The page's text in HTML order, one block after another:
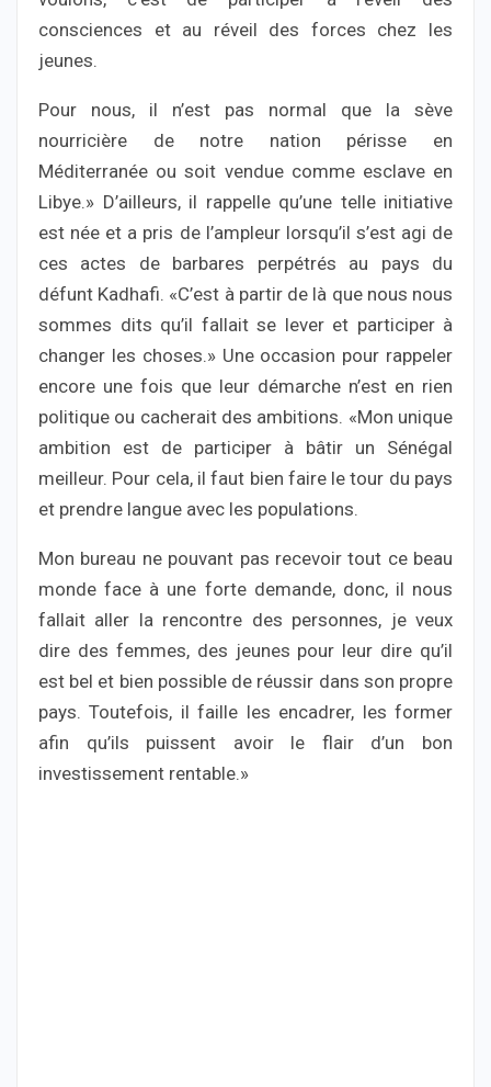
consciences et au réveil des forces chez les
jeunes.
Pour nous, il n’est pas normal que la sève
nourricière de notre nation périsse en
Méditerranée ou soit vendue comme esclave en
Libye.» D’ailleurs, il rappelle qu’une telle initiative
est née et a pris de l’ampleur lorsqu’il s’est agi de
ces actes de barbares perpétrés au pays du
défunt Kadhafi. «C’est à partir de là que nous nous
sommes dits qu’il fallait se lever et participer à
changer les choses.» Une occasion pour rappeler
encore une fois que leur démarche n’est en rien
politique ou cacherait des ambitions. «Mon unique
ambition est de participer à bâtir un Sénégal
meilleur. Pour cela, il faut bien faire le tour du pays
et prendre langue avec les populations.
Mon bureau ne pouvant pas recevoir tout ce beau
monde face à une forte demande, donc, il nous
fallait aller la rencontre des personnes, je veux
dire des femmes, des jeunes pour leur dire qu’il
est bel et bien possible de réussir dans son propre
pays. Toutefois, il faille les encadrer, les former
afin qu’ils puissent avoir le flair d’un bon
investissement rentable.»